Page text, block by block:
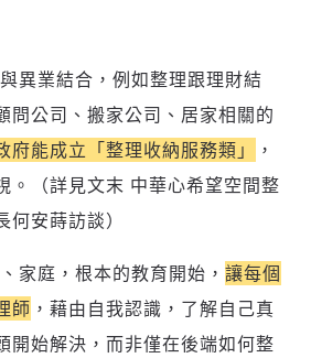
異業結合，例如整理跟理財結
問公司、搬家公司、居家相關的
府能成立「整理收納服務類」
，
。（詳見文末 中華心希望空間整
安蒔訪談）
家庭，根本的教育開始， 讓每個
師 ，藉由自我認識，了解自己真
開始解決，而非僅在後端如何整